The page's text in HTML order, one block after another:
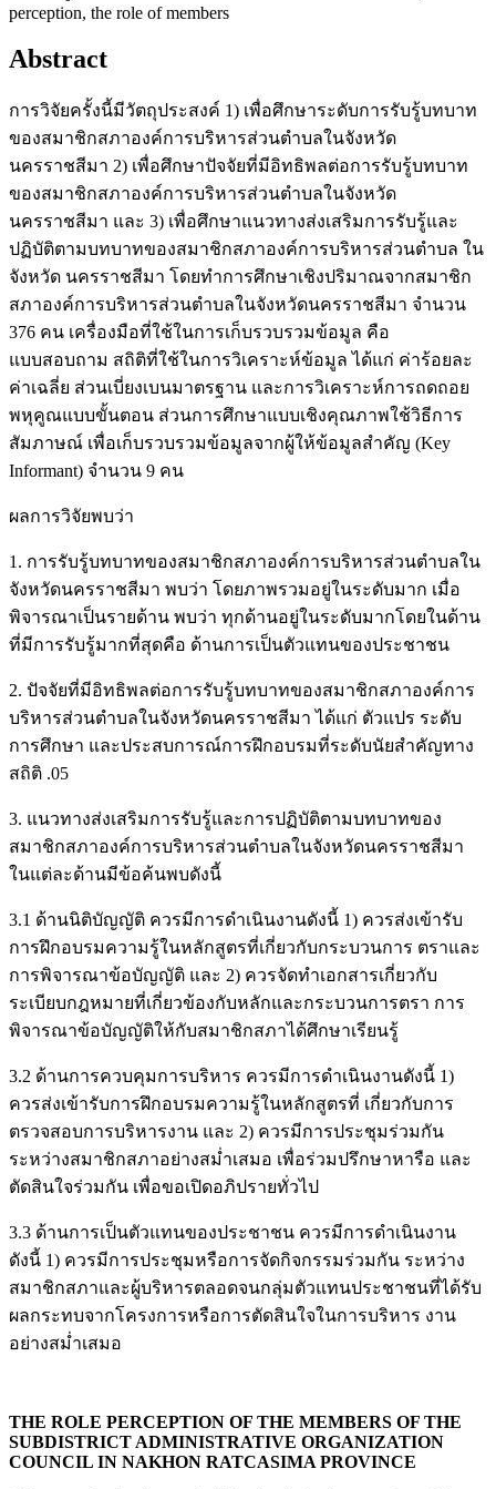
perception, the role of members
Abstract
การวิจัยครั้งนี้มีวัตถุประสงค์ 1) เพื่อศึกษาระดับการรับรู้บทบาท
ของสมาชิกสภาองค์การบริหารส่วนตำบลในจังหวัด
นครราชสีมา 2) เพื่อศึกษาปัจจัยที่มีอิทธิพลต่อการรับรู้บทบาท
ของสมาชิกสภาองค์การบริหารส่วนตำบลในจังหวัด
นครราชสีมา และ 3) เพื่อศึกษาแนวทางส่งเสริมการรับรู้และ
ปฏิบัติตามบทบาทของสมาชิกสภาองค์การบริหารส่วนตำบล ใน
จังหวัด นครราชสีมา โดยทำการศึกษาเชิงปริมาณจากสมาชิก
สภาองค์การบริหารส่วนตำบลในจังหวัดนครราชสีมา จำนวน
376 คน เครื่องมือที่ใช้ในการเก็บรวบรวมข้อมูล คือ
แบบสอบถาม สถิติที่ใช้ในการวิเคราะห์ข้อมูล ได้แก่ ค่าร้อยละ
ค่าเฉลี่ย ส่วนเบี่ยงเบนมาตรฐาน และการวิเคราะห์การถดถอย
พหุคูณแบบขั้นตอน ส่วนการศึกษาแบบเชิงคุณภาพใช้วิธีการ
สัมภาษณ์ เพื่อเก็บรวบรวมข้อมูลจากผู้ให้ข้อมูลสำคัญ (Key
Informant) จำนวน 9 คน
ผลการวิจัยพบว่า
1. การรับรู้บทบาทของสมาชิกสภาองค์การบริหารส่วนตำบลใน
จังหวัดนครราชสีมา พบว่า โดยภาพรวมอยู่ในระดับมาก เมื่อ
พิจารณาเป็นรายด้าน พบว่า ทุกด้านอยู่ในระดับมากโดยในด้าน
ที่มีการรับรู้มากที่สุดคือ ด้านการเป็นตัวแทนของประชาชน
2. ปัจจัยที่มีอิทธิพลต่อการรับรู้บทบาทของสมาชิกสภาองค์การ
บริหารส่วนตำบลในจังหวัดนครราชสีมา ได้แก่ ตัวแปร ระดับ
การศึกษา และประสบการณ์การฝึกอบรมที่ระดับนัยสำคัญทาง
สถิติ .05
3. แนวทางส่งเสริมการรับรู้และการปฏิบัติตามบทบาทของ
สมาชิกสภาองค์การบริหารส่วนตำบลในจังหวัดนครราชสีมา
ในแต่ละด้านมีข้อค้นพบดังนี้
3.1 ด้านนิติบัญญัติ ควรมีการดำเนินงานดังนี้ 1) ควรส่งเข้ารับ
การฝึกอบรมความรู้ในหลักสูตรที่เกี่ยวกับกระบวนการ ตราและ
การพิจารณาข้อบัญญัติ และ 2) ควรจัดทำเอกสารเกี่ยวกับ
ระเบียบกฎหมายที่เกี่ยวข้องกับหลักและกระบวนการตรา การ
พิจารณาข้อบัญญัติให้กับสมาชิกสภาได้ศึกษาเรียนรู้
3.2 ด้านการควบคุมการบริหาร ควรมีการดำเนินงานดังนี้ 1)
ควรส่งเข้ารับการฝึกอบรมความรู้ในหลักสูตรที่ เกี่ยวกับการ
ตรวจสอบการบริหารงาน และ 2) ควรมีการประชุมร่วมกัน
ระหว่างสมาชิกสภาอย่างสม่ำเสมอ เพื่อร่วมปรึกษาหารือ และ
ตัดสินใจร่วมกัน เพื่อขอเปิดอภิปรายทั่วไป
3.3 ด้านการเป็นตัวแทนของประชาชน ควรมีการดำเนินงาน
ดังนี้ 1) ควรมีการประชุมหรือการจัดกิจกรรมร่วมกัน ระหว่าง
สมาชิกสภาและผู้บริหารตลอดจนกลุ่มตัวแทนประชาชนที่ได้รับ
ผลกระทบจากโครงการหรือการตัดสินใจในการบริหาร งาน
อย่างสม่ำเสมอ
THE ROLE PERCEPTION OF THE MEMBERS OF THE
SUBDISTRICT ADMINISTRATIVE ORGANIZATION
COUNCIL IN NAKHON RATCASIMA PROVINCE